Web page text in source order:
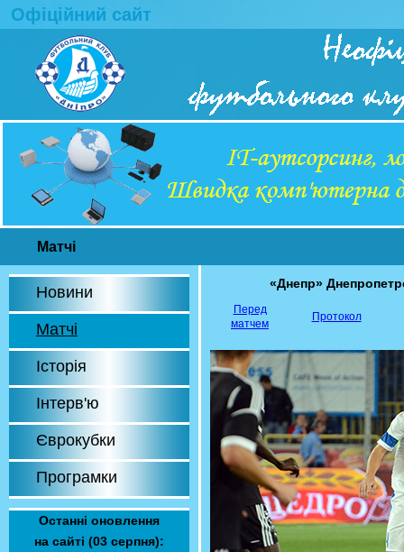
Офіційний сайт
Матчі
Новини
Матчі
Історія
Інтерв'ю
Єврокубки
Програмки
Останні оновлення
на сайті (03 серпня):
«Днепр»
Перед
матчем
Протокол